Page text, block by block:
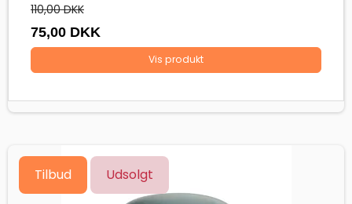
110,00 DKK
75,00 DKK
Vis produkt
Tilbud Udsolgt